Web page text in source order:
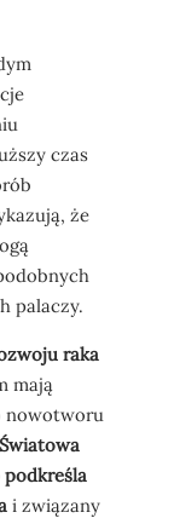
czas
że
palaczy.
raka
mają
nowotworu
Światowa
i związany